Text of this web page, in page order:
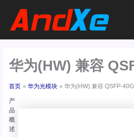
华为(HW) 兼容
首页 华为光模块 华为(HW) 兼容 QSFP-
产
品
概
述